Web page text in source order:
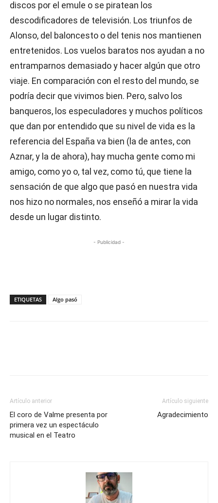
discos por el emule o se piratean los
descodificadores de televisión. Los triunfos de
Alonso, del baloncesto o del tenis nos mantienen
entretenidos. Los vuelos baratos nos ayudan a no
entramparnos demasiado y hacer algún que otro
viaje. En comparación con el resto del mundo, se
podría decir que vivimos bien. Pero, salvo los
banqueros, los especuladores y muchos políticos
que dan por entendido que su nivel de vida es la
referencia del España va bien (la de antes, con
Aznar, y la de ahora), hay mucha gente como mi
amigo, como yo o, tal vez, como tú, que tiene la
sensación de que algo que pasó en nuestra vida
nos hizo no normales, nos enseñó a mirar la vida
desde un lugar distinto.
- Publicidad -
ETIQUETAS Algo pasó
Artículo anterior
El coro de Valme presenta por
primera vez un espectáculo
musical en el Teatro
Artículo siguiente
Agradecimiento